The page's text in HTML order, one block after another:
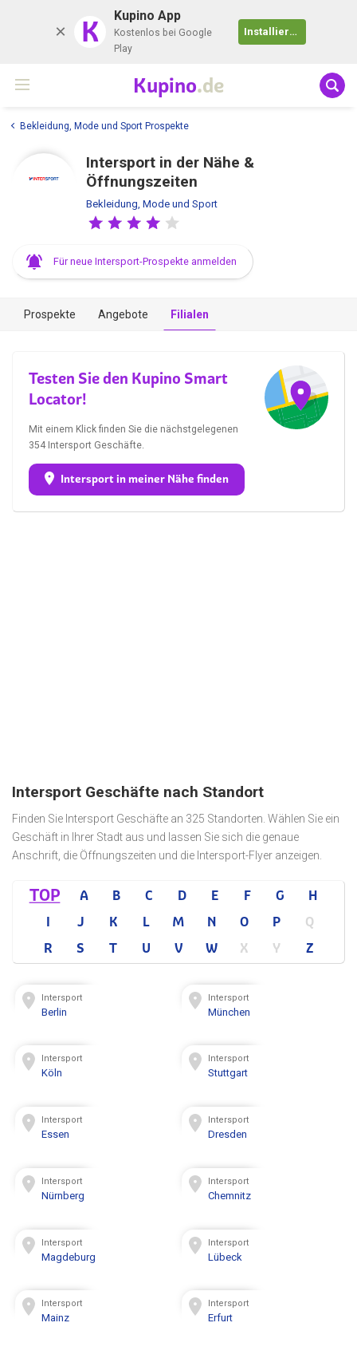
K Kupino App
Kostenlos bei Google
Play
Installieren
Kupino.de
Bekleidung, Mode und Sport Prospekte
Intersport in der Nähe &
Öffnungszeiten
Bekleidung, Mode und Sport
Für neue Intersport-Prospekte anmelden
Prospekte Angebote Filialen
Testen Sie den Kupino Smart
Locator!
Mit einem Klick finden Sie die nächstgelegenen
354 Intersport Geschäfte.
Intersport in meiner Nähe finden
Intersport Geschäfte nach Standort
Finden Sie Intersport Geschäfte an 325 Standorten. Wählen Sie ein
Geschäft in Ihrer Stadt aus und lassen Sie sich die genaue
Anschrift, die Öffnungszeiten und die Intersport-Flyer anzeigen.
TOP A B C D E F G
H
I
J K L M N O P
Q
R
S T U V W X Y Z
Intersport
Berlin
Intersport
München
Intersport
Köln
Intersport
Stuttgart
Intersport
Essen
Intersport
Dresden
Intersport
Nürnberg
Intersport
Chemnitz
Intersport
Magdeburg
Intersport
Lübeck
Intersport
Mainz
Intersport
Erfurt